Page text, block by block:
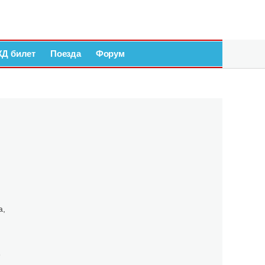
билет Поезда Форум